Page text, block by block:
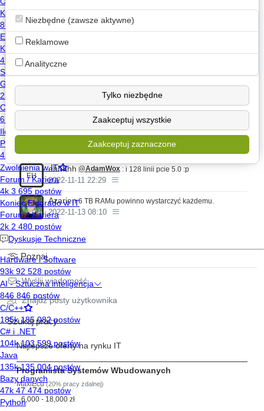
snowflake2137
Nowy AMD EPYC będzie obsługiwał 6 TB RAMu per socket.
@jarekr000000będzie mógł przeportować kolejne aplikacje
na airomem.
3 głosy
Zobacz pozostałe 4 komentarze
EH
ehhhhh @AdamWox : i 128 linii pcie 5.0 :p
2022-11-11 22:29
Azarien 6 TB RAMu powinno wystarczyć każdemu.
2022-11-13 08:10
Poznaj
Wyślij wiadomość
Znajdź posty użytkownika
Szukaj pracy
Najlepsze oferty na rynku IT
Programista Systemów Wbudowanych
MaxiEcu (20% pracy zdalnej)
6,000 - 18,000 zł
Niezbędne (zawsze aktywne)
Reklamowe
Analityczne
Tylko niezbędne
Zaakceptuj wszystkie
Zaakceptuj zaznaczone